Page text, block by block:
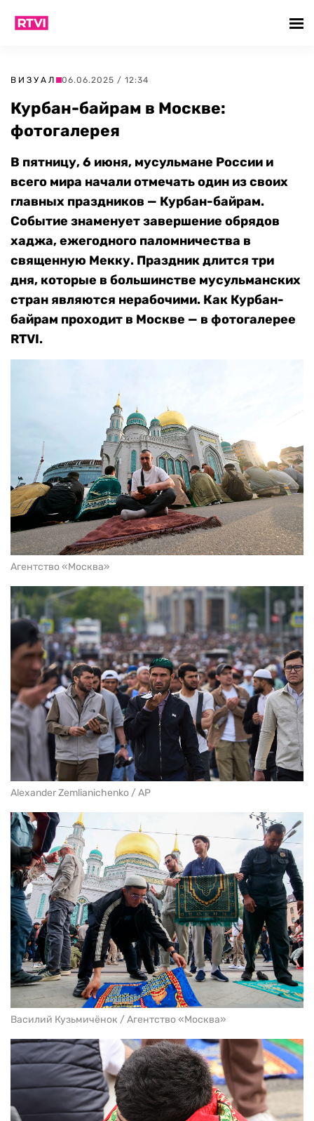
ВИЗУАЛ 06.06.2025 / 12:34
Курбан-байрам в Москве:
фотогалерея
В пятницу, 6 июня, мусульмане России и
всего мира начали отмечать один из своих
главных праздников — Курбан-байрам.
Событие знаменует завершение обрядов
хаджа, ежегодного паломничества в
священную Мекку. Праздник длится три
дня, которые в большинстве мусульманских
стран являются нерабочими. Как Курбан-
байрам проходит в Москве — в фотогалерее
RTVI.
Агентство «Москва»
Alexander Zemlianichenko / AP
Василий Кузьмичёнок / Агентство «Москва»